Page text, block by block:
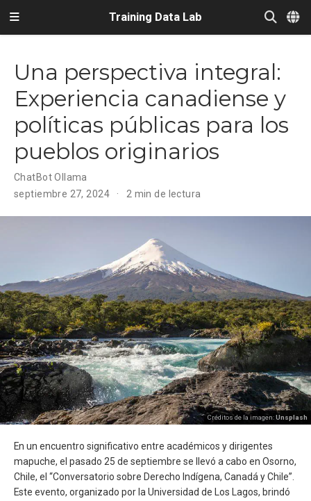
Training Data Lab
Una perspectiva integral:
Experiencia canadiense y
políticas públicas para los
pueblos originarios
ChatBot Ollama
septiembre 27, 2024
2 min de lectura
Créditos de la imagen:Unsplash
En un encuentro significativo entre académicos y dirigentes
mapuche, el pasado 25 de septiembre se llevó a cabo en Osorno,
Chile, el “Conversatorio sobre Derecho Indígena, Canadá y Chile”.
Este evento, organizado por la Universidad de Los Lagos, brindó